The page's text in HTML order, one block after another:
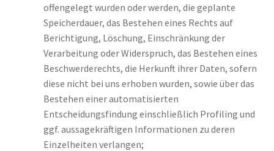
offengelegt wurden oder werden, die geplante
Speicherdauer, das Bestehen eines Rechts auf
Berichtigung, Löschung, Einschränkung der
Verarbeitung oder Widerspruch, das Bestehen eines
Beschwerderechts, die Herkunft ihrer Daten, sofern
diese nicht bei uns erhoben wurden, sowie über das
Bestehen einer automatisierten
Entscheidungsfindung einschließlich Profiling und
ggf. aussagekräftigen Informationen zu deren
Einzelheiten verlangen;